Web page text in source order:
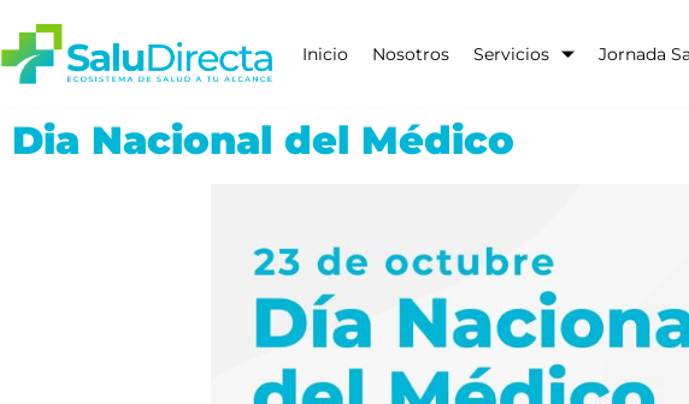
Inicio Nosotros Servicios Jornada
Dia Nacional del Médico